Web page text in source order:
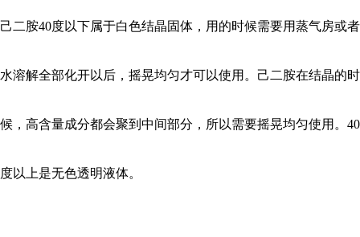
己二胺40度以下属于白色结晶固体，用的时候需要用蒸气房或者
水溶解全部化开以后，摇晃均匀才可以使用。己二胺在结晶的时
候，高含量成分都会聚到中间部分，所以需要摇晃均匀使用。40
度以上是无色透明液体。